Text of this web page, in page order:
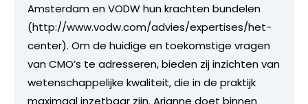
Amsterdam en VODW hun krachten bundelen
(http://www.vodw.com/advies/expertises/het-
center). Om de huidige en toekomstige vragen
van CMO’s te adresseren, bieden zij inzichten van
wetenschappelijke kwaliteit, die in de praktijk
maximaal inzetbaar zijn. Arianne doet binnen